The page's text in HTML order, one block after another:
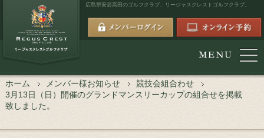
広島県安芸高田のゴルフクラブ、 リージャスクレストゴルフクラブ。
ホーム メンバー様お知らせ
競技会組合わせ
3月13日（日）開催のグランドマンスリーカップの組合せを掲載
致しました。